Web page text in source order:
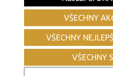
VŠECHNY
VŠECHNY
VŠECHNY